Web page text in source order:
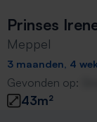
Prinses
Meppel
3 maanden, 4
Gevonden op:
43m²